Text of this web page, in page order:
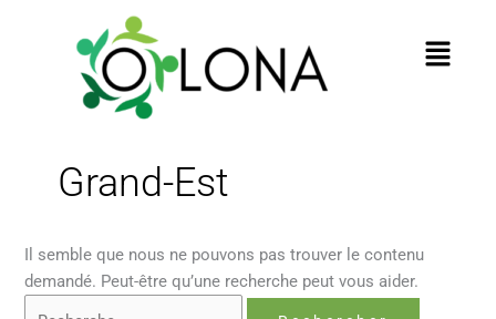
Menu
Grand-Est
Il semble que nous ne pouvons pas trouver le contenu
demandé. Peut-être qu’une recherche peut vous aider.